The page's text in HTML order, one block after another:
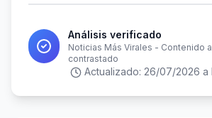
Análisis verificado
Noticias Más Virales - Contenido
contrastado
Actualizado: 26/07/2026 a